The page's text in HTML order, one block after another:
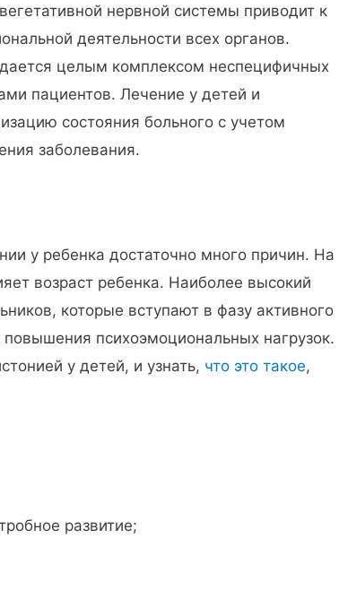
нервной системы приводит к
деятельности всех органов.
целым комплексом неспецифичных
пациентов. Лечение у детей и
состояния больного с учетом
заболевания.
у ребенка достаточно много причин. На
возраст ребенка. Наиболее высокий
которые вступают в фазу активного
психоэмоциональных нагрузок.
у детей, и узнать, что это такое,
развитие;